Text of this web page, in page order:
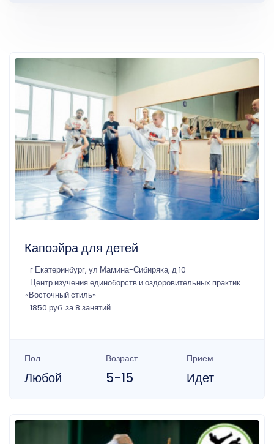
Капоэйра для детей
г Екатеринбург, ул Мамина-Сибиряка, д 10
Центр изучения единоборств и оздоровительных практик
«Восточный стиль»
1850 руб. за 8 занятий
Пол
Любой
Возраст
5-15
Прием
Идет